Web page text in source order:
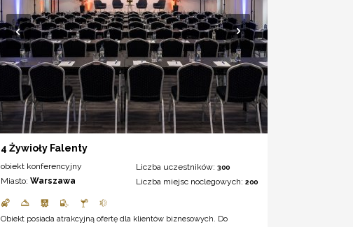
4 Żywioły Falenty
obiekt konferencyjny
Miasto:Warszawa
Liczba uczestników: 300
Liczba miejsc noclegowych: 200
Obiekt posiada atrakcyjną ofertę dla klientów biznesowych. Do